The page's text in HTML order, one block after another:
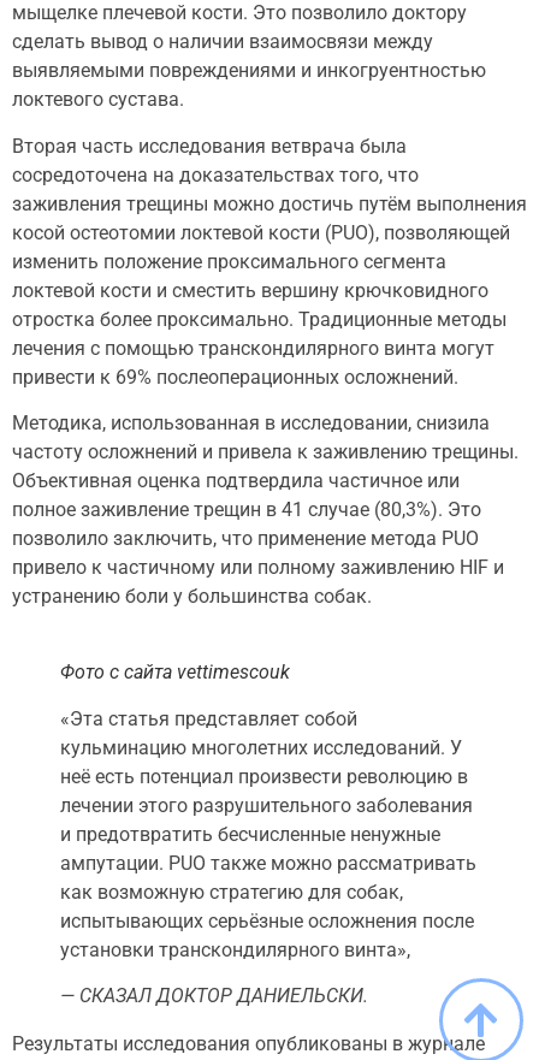
мыщелке плечевой кости. Это позволило доктору
сделать вывод о наличии взаимосвязи между
выявляемыми повреждениями и инкогруентностью
локтевого сустава.
Вторая часть исследования ветврача была
сосредоточена на доказательствах того, что
заживления трещины можно достичь путём выполнения
косой остеотомии локтевой кости (PUO), позволяющей
изменить положение проксимального сегмента
локтевой кости и сместить вершину крючковидного
отростка более проксимально. Традиционные методы
лечения с помощью транскондилярного винта могут
привести к 69% послеоперационных осложнений.
Методика, использованная в исследовании, снизила
частоту осложнений и привела к заживлению трещины.
Объективная оценка подтвердила частичное или
полное заживление трещин в 41 случае (80,3%). Это
позволило заключить, что применение метода PUO
привело к частичному или полному заживлению HIF и
устранению боли у большинства собак.
Фото с сайта vettimescouk
«Эта статья представляет собой
кульминацию многолетних исследований. У
неё есть потенциал произвести революцию в
лечении этого разрушительного заболевания
и предотвратить бесчисленные ненужные
ампутации. PUO также можно рассматривать
как возможную стратегию для собак,
испытывающих серьёзные осложнения после
установки транскондилярного винта»,
— СКАЗАЛ ДОКТОР ДАНИЕЛЬСКИ.
Результаты исследования опубликованы в журнале